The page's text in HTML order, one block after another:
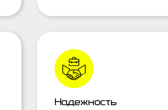
Надежность